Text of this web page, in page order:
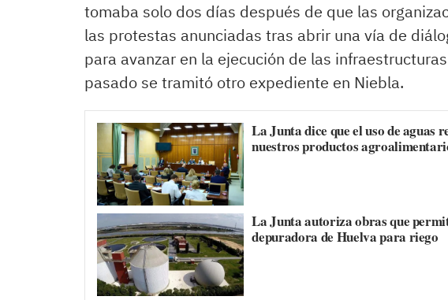
tomaba solo dos días después de que las
las protestas anunciadas tras abrir una vía de
para avanzar en la ejecución de las
pasado se tramitó otro expediente en Niebla.
La Junta dice que el uso de aguas
nuestros productos
La Junta autoriza obras que
depuradora de Huelva para riego